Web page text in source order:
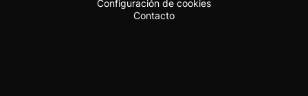
Configuración de cookies
Contacto